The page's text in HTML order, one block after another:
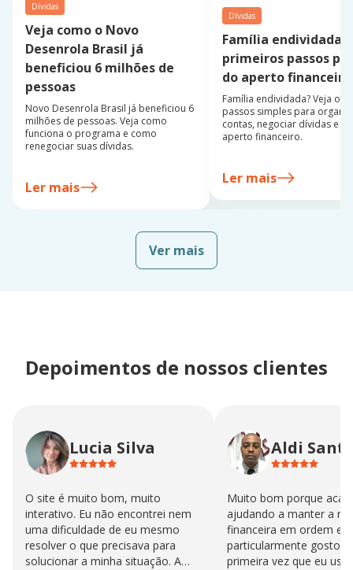
Dívidas
Veja como o Novo
Desenrola Brasil já
beneficiou 6 milhões de
pessoas
Novo Desenrola Brasil já beneficiou 6
milhões de pessoas. Veja como
funciona o programa e como
renegociar suas dívidas.
Ler mais
Dívidas
Família endividada:
primeiros passos
do aperto financeiro
Família endividada? Veja os
passos simples para
contas, negociar dívidas e
aperto financeiro.
Ler mais
Ver mais
Depoimentos de nossos clientes
Lucia Silva
O site é muito bom, muito
interativo. Eu não encontrei nem
uma dificuldade de eu mesmo
resolver o que precisava para
solucionar a minha situação. A
Aldi
Muito bom porque
ajudando a manter a
financeira em ordem eu
particularmente gosto
primeira vez que eu uso